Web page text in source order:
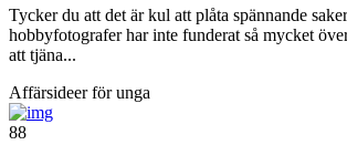
Tycker du att det är kul att plåta spännande
hobbyfotografer har inte funderat så mycket
att tjäna...
Affärsideer för unga
88